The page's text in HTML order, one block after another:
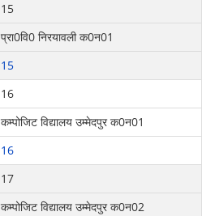
15
प्रा0वि0 निरयावली क0न01
15
16
कम्पोजिट विद्यालय उम्मेदपुर क0न01
16
17
कम्पोजिट विद्यालय उम्मेदपुर क0न02